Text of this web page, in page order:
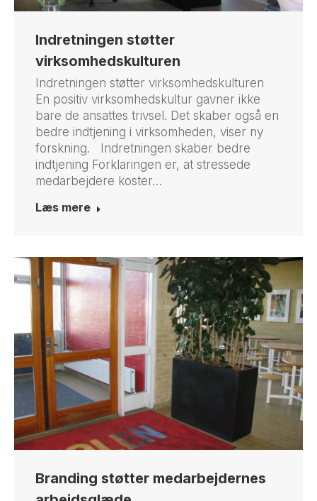
Indretningen støtter
virksomhedskulturen
Indretningen støtter virksomhedskulturen
En positiv virksomhedskultur gavner ikke
bare de ansattes trivsel. Det skaber også en
bedre indtjening i virksomheden, viser ny
forskning. Indretningen skaber bedre
indtjening Forklaringen er, at stressede
medarbejdere koster…
Læs mere
Branding støtter medarbejdernes